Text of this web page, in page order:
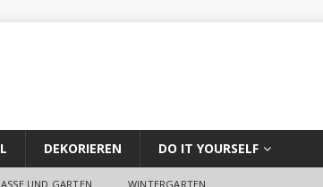
DEKORIEREN DO IT YOURSELF
UND GARTEN WINTERGARTEN